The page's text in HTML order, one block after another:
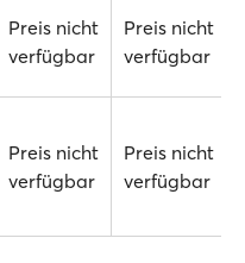
Preis nicht
verfügbar
Preis nicht
verfügbar
Preis nicht
verfügbar
Preis nicht
verfügbar